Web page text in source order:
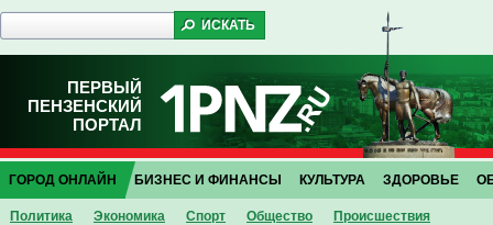
ПЕРВЫЙ
ПЕНЗЕНСКИЙ
ПОРТАЛ
ГОРОД ОНЛАЙН
Политика Экономика Спорт Общество Проиcшествия
БИЗНЕС И ФИНАНСЫ КУЛЬТУРА ЗДОРОВЬЕ